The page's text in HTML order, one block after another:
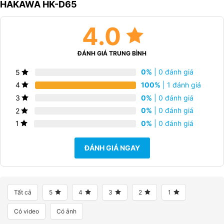
nhiều tính năng đa dạng nhằm hỗ trợ tối đa cho việc chăm sóc
nằm chăm sóc lâu dài, bại liệt và các trường hợp tương tự.
Những tính năng này bao gồm:
nghiêng trái, nghiêng phải, nâng lưng, hạ chân.
Tính năng chính giường y tế điện đa chức năng HAKAWA HK-D65
HAKAWA HK-D65
4.0
ĐÁNH GIÁ TRUNG BÌNH
5 0% | 0 đánh giá
4
100% | 1 đánh giá
3
0% | 0 đánh giá
2
0% | 0 đánh giá
1
0% | 0 đánh giá
ĐÁNH GIÁ NGAY
Tất cả 5 4 3 2 1
Có video Có ảnh